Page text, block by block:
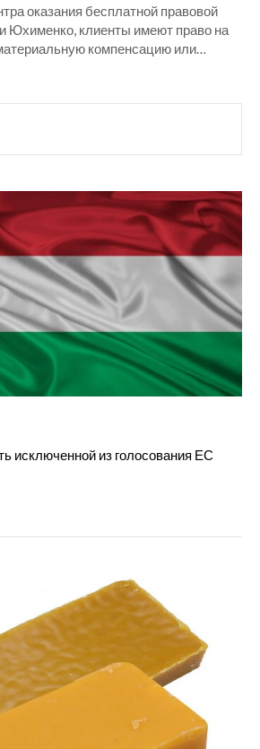
оказания бесплатной правовой
Юхименко, клиенты имеют право на
компенсацию или…
исключенной из голосования ЕС